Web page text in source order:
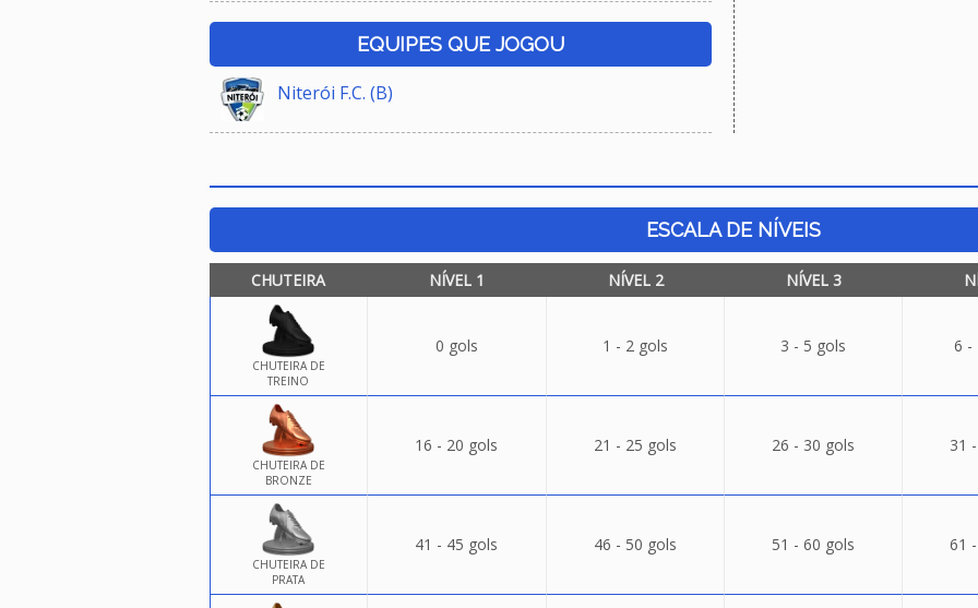
EQUIPES QUE JOGOU
Niterói F.C. (B)
ESCALA DE NÍVEIS
CHUTEIRA NÍVEL 1 NÍVEL 2 NÍVEL 3
CHUTEIRA DE
TREINO
0 gols 1 - 2 gols 3 - 5 gols 6 -
CHUTEIRA DE
BRONZE
16 - 20 gols 21 - 25 gols 26 - 30 gols 31
CHUTEIRA DE
PRATA
41 - 45 gols 46 - 50 gols 51 - 60 gols 61